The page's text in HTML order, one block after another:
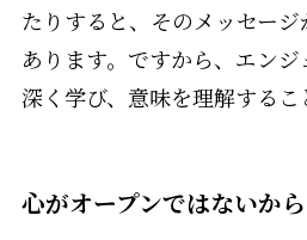
たりすると、そのメッセー
あります。ですから、エン
深く学び、意味を理解するこ
心がオープンではないから